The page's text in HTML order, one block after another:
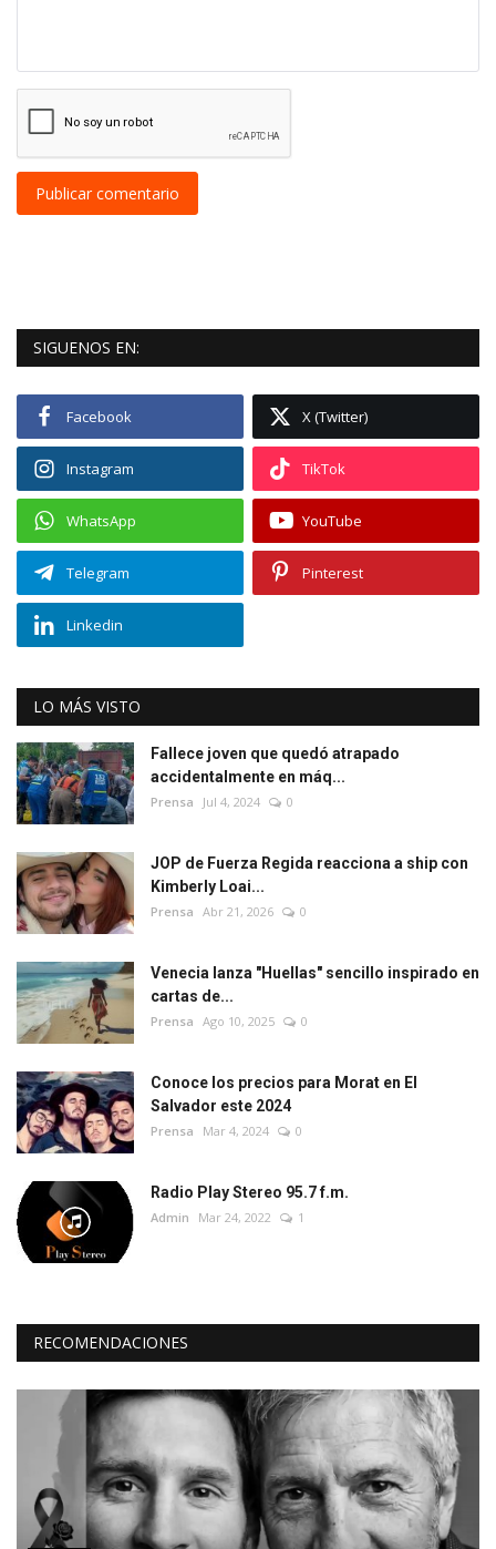
Publicar comentario
SIGUENOS EN:
Facebook X (Twitter)
Instagram TikTok
WhatsApp YouTube
Telegram Pinterest
Linkedin
LO MÁS VISTO
Fallece joven que quedó atrapado
accidentalmente en máq...
Prensa Jul 4, 2024 0
JOP de Fuerza Regida reacciona a ship con
Kimberly Loai...
Prensa Abr 21, 2026 0
Venecia lanza "Huellas" sencillo inspirado en
cartas de...
Prensa Ago 10, 2025 0
Conoce los precios para Morat en El
Salvador este 2024
Prensa Mar 4, 2024 0
Radio Play Stereo 95.7 f.m.
Admin Mar 24, 2022 1
RECOMENDACIONES